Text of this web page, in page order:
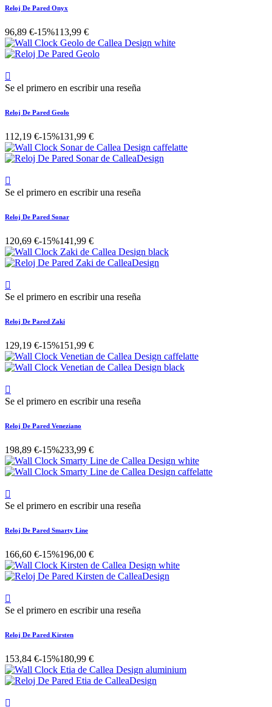
Reloj De Pared Onyx
96,89 €-15%113,99 €

Se el primero en escribir una reseña
Reloj De Pared Geolo
112,19 €-15%131,99 €

Se el primero en escribir una reseña
Reloj De Pared Sonar
120,69 €-15%141,99 €

Se el primero en escribir una reseña
Reloj De Pared Zaki
129,19 €-15%151,99 €

Se el primero en escribir una reseña
Reloj De Pared Veneziano
198,89 €-15%233,99 €

Se el primero en escribir una reseña
Reloj De Pared Smarty Line
166,60 €-15%196,00 €

Se el primero en escribir una reseña
Reloj De Pared Kirsten
153,84 €-15%180,99 €
